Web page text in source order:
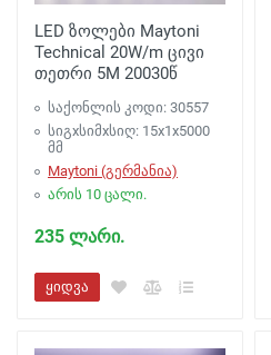
LED ზოლები Maytoni
Technical 20W/m ცივი
თეთრი 5M 20030წ
საქონლის კოდი: 30557
სიგxსიმxსიღ: 15x1x5000
მმ
Maytoni (გერმანია)
არის 10 ცალი.
235 ლარი.
ყიდვა